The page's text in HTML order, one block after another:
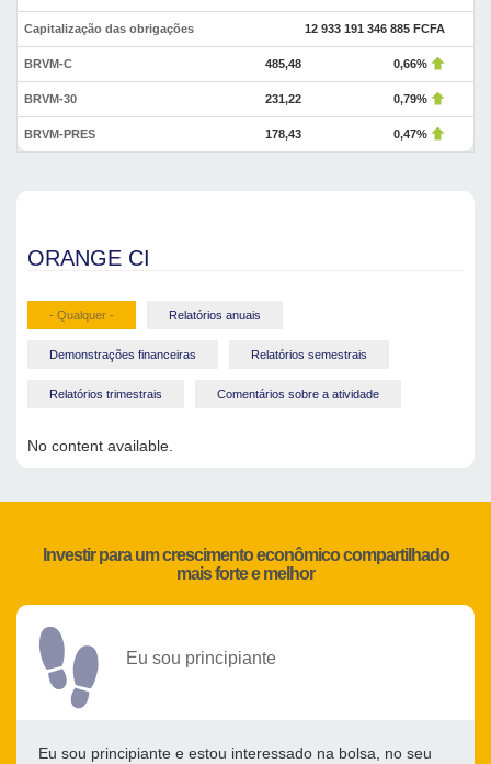
Capitalização das obrigações 12 933 191 346 885 FCFA
BRVM-C 485,48 0,66%
BRVM-30 231,22 0,79%
BRVM-PRES 178,43 0,47%
ORANGE CI
- Qualquer - Relatórios anuais
Demonstrações financeiras Relatórios semestrais
Relatórios trimestrais Comentários sobre a atividade
No content available.
Investir para um crescimento econômico compartilhado
mais forte e melhor
Eu sou principiante
Eu sou principiante e estou interessado na bolsa, no seu